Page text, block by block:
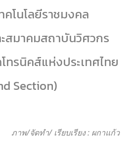
โนโลยีราชมงคล
สมาคมสถาบันวิศวกร
ทรนิคส์แห่งประเทศไทย
Section)
ภาพ/จัดทำ/ เรียบเรียง : ผกาแก้ว